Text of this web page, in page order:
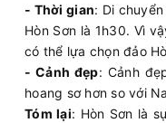
- Thời gian: Di
Hòn Sơn là 1h30. Vì
có thể lựa chọn đảo
- Cảnh đẹp: Cảnh
hoang sơ hơn so với
Tóm lại: Hòn Sơn là